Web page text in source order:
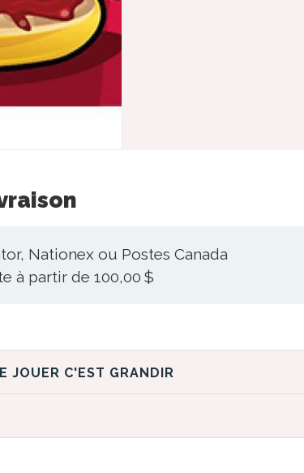
Nationex ou Postes Canada
à partir de 100,00 $
DÉCOUVREZ LA BOUTIQUE JOUER C'EST GRANDIR